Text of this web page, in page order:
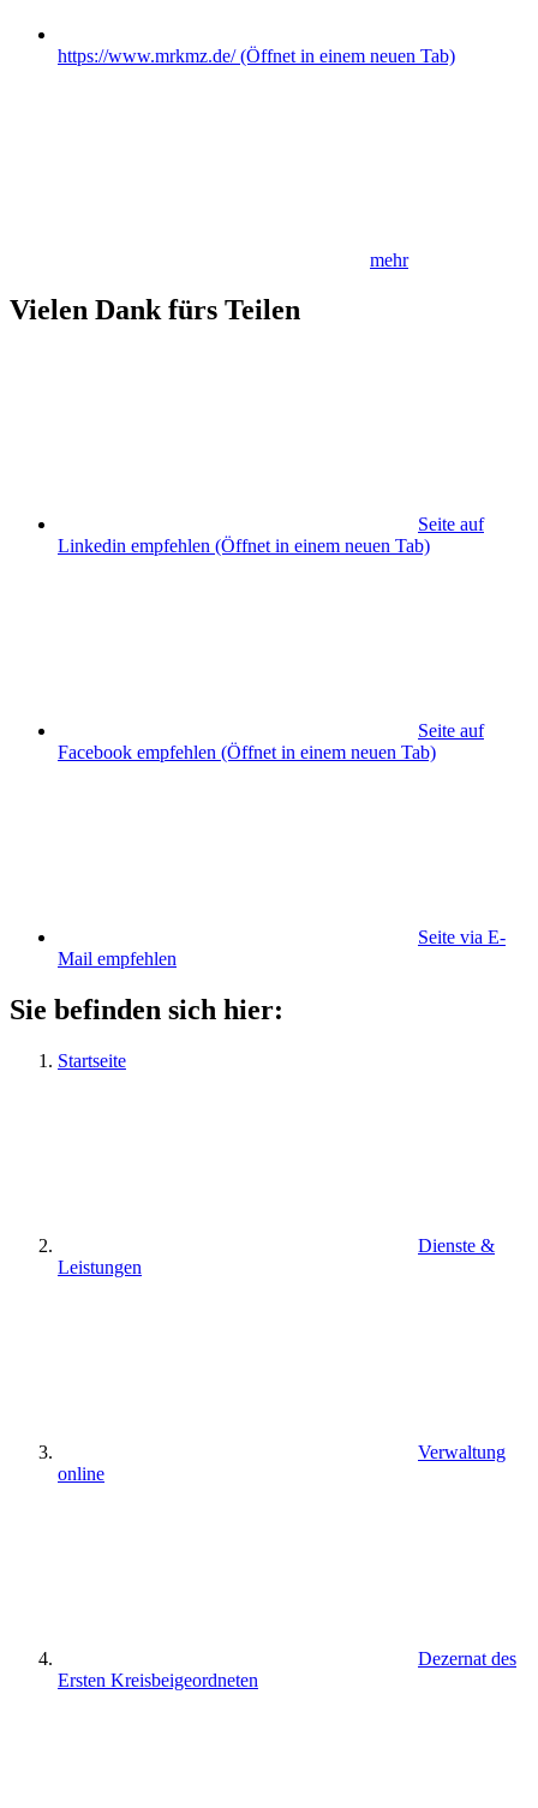
https://www.mrkmz.de/(Öffnet in einem neuen Tab)
mehr
Vielen Dank fürs Teilen
Seite auf
Linkedin empfehlen (Öffnet in einem neuen Tab)
Seite auf
Facebook empfehlen (Öffnet in einem neuen Tab)
Seite via E-
Mail empfehlen
Sie befinden sich hier:
Startseite
Dienste &
Leistungen
Verwaltung
online
Dezernat des
Ersten Kreisbeigeordneten